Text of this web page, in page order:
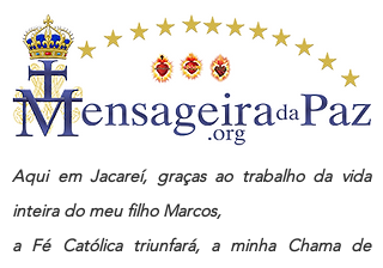
Aqui em Jacareí, graças ao trabalho da vida
inteira do meu filho Marcos,
a Fé Católica triunfará, a minha Chama de